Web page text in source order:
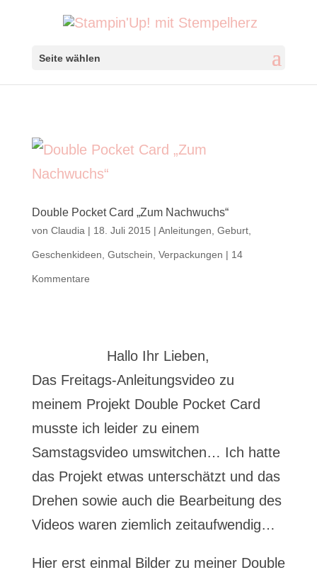
Seite wählen
Double Pocket Card „Zum Nachwuchs“
von Claudia | 18. Juli 2015 | Anleitungen Geburt,
Geschenkideen Gutschein Verpackungen | 14
Kommentare
Hallo Ihr Lieben,
Das Freitags-Anleitungsvideo zu
meinem Projekt Double Pocket Card
musste ich leider zu einem
Samstagsvideo umswitchen… Ich hatte
das Projekt etwas unterschätzt und das
Drehen sowie auch die Bearbeitung des
Videos waren ziemlich zeitaufwendig…
Hier erst einmal Bilder zu meiner Double